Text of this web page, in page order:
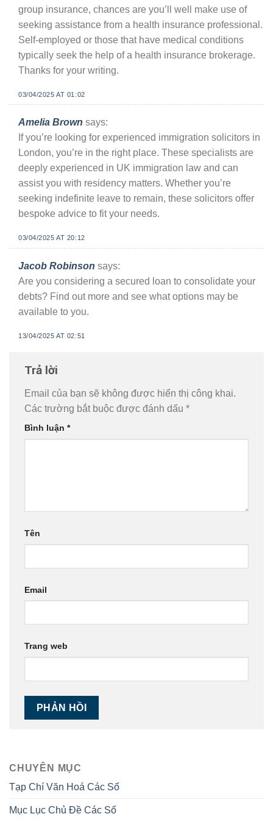
group insurance, chances are you’ll well make use of
seeking assistance from a health insurance professional.
Self-employed or those that have medical conditions
typically seek the help of a health insurance brokerage.
Thanks for your writing.
03/04/2025 AT 01:02
Amelia Brown says:
If you’re looking for experienced immigration solicitors in
London, you’re in the right place. These specialists are
deeply experienced in UK immigration law and can
assist you with residency matters. Whether you’re
seeking indefinite leave to remain, these solicitors offer
bespoke advice to fit your needs.
03/04/2025 AT 20:12
Jacob Robinson says:
Are you considering a secured loan to consolidate your
debts? Find out more and see what options may be
available to you.
13/04/2025 AT 02:51
Trả lời
Email của bạn sẽ không được hiển thị công khai.
Các trường bắt buộc được đánh dấu *
Bình luận *
Tên
Email
Trang web
CHUYÊN MỤC
Tạp Chí Văn Hoá Các Số
Mục Lục Chủ Đề Các Số